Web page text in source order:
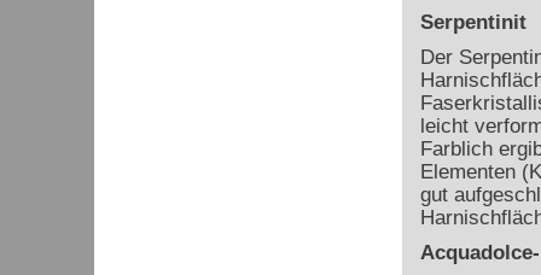
Serpentinit
Der
leicht
Farblich
Elementen
gut